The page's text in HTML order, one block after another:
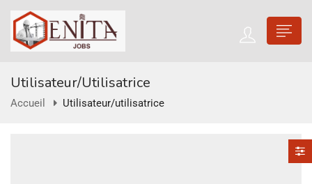
Utilisateur/utilisatrice
Accueil Utilisateur/utilisatrice